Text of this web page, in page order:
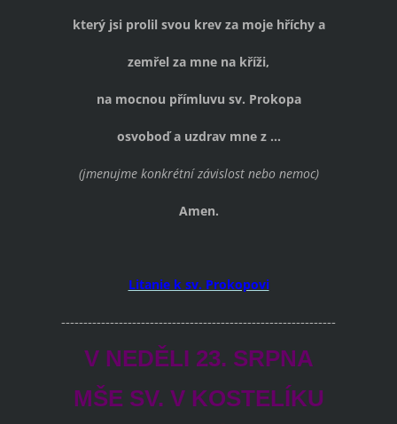
který jsi prolil svou krev za moje hříchy a
zemřel za mne na kříži,
na mocnou přímluvu sv. Prokopa
osvoboď a uzdrav mne z ...
(jmenujme konkrétní závislost nebo nemoc)
Amen.
Litanie k sv. Prokopovi
--------------------------------------------------------------
V NEDĚLI 23. SRPNA
MŠE SV. V KOSTELÍKU